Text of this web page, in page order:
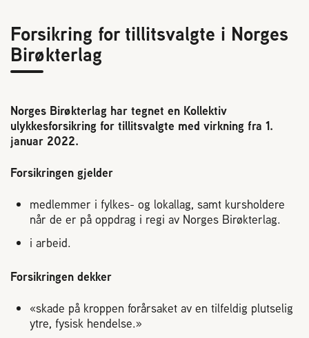
Starte med birøkt
Biene svermer
Reaksjon på bistikk
Om Norges Birøkterlag
Nyheter
Forsikring for tillitsvalgte i Norges
Birøkterlag
Norges Birøkterlag har tegnet en Kollektiv
ulykkesforsikring for tillitsvalgte med virkning fra 1.
januar 2022.
Forsikringen gjelder
medlemmer i fylkes- og lokallag, samt kursholdere
når de er på oppdrag i regi av Norges Birøkterlag.
i arbeid.
Forsikringen dekker
«skade på kroppen forårsaket av en tilfeldig plutselig
ytre, fysisk hendelse.»